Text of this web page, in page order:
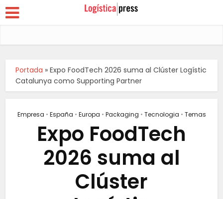
Portada »Expo FoodTech 2026 suma al Clúster Logístic
Catalunya como Supporting Partner
Empresa • España • Europa • Packaging • Tecnologia • Temas
Expo FoodTech
2026 suma al
Clúster